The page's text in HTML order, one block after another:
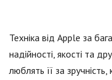
Техніка від Apple за
надійності, якості та
люблять її за